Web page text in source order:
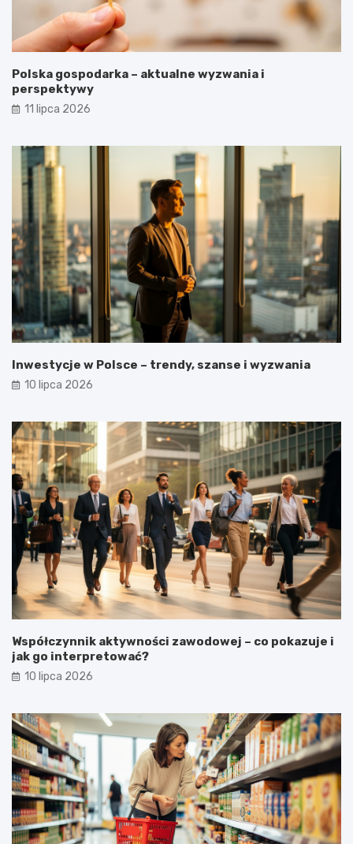
Polska gospodarka – aktualne wyzwania i
perspektywy
11 lipca 2026
Inwestycje w Polsce – trendy, szanse i wyzwania
10 lipca 2026
Współczynnik aktywności zawodowej – co pokazuje i
jak go interpretować?
10 lipca 2026